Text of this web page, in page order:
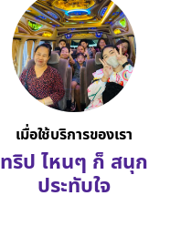
เมื่อใช้บริการของเรา
ทริป ไหนๆ ก็ สนุก
ประทับใจ